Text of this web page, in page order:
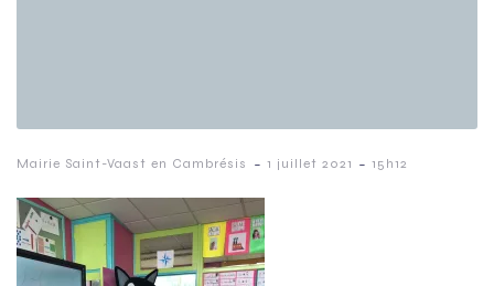
Mairie Saint-Vaast en Cambrésis - 1 juillet 2021 - 15h12